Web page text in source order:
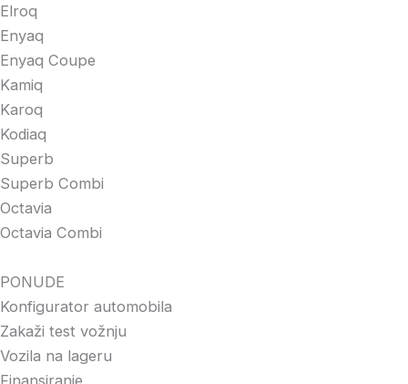
Elroq
Enyaq
Enyaq Coupe
Kamiq
Karoq
Kodiaq
Superb
Superb Combi
Octavia
Octavia Combi
PONUDE
Konfigurator automobila
Zakaži test vožnju
Vozila na lageru
Finansiranje